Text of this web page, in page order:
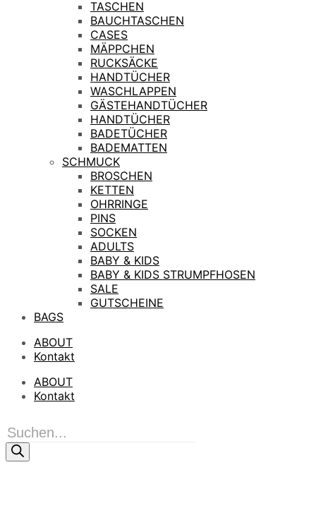
TASCHEN
BAUCHTASCHEN
CASES
MÄPPCHEN
RUCKSÄCKE
HANDTÜCHER
WASCHLAPPEN
GÄSTEHANDTÜCHER
HANDTÜCHER
BADETÜCHER
BADEMATTEN
SCHMUCK
BROSCHEN
KETTEN
OHRRINGE
PINS
SOCKEN
ADULTS
BABY & KIDS
BABY & KIDS STRUMPFHOSEN
SALE
GUTSCHEINE
BAGS
ABOUT
Kontakt
ABOUT
Kontakt
Products
search